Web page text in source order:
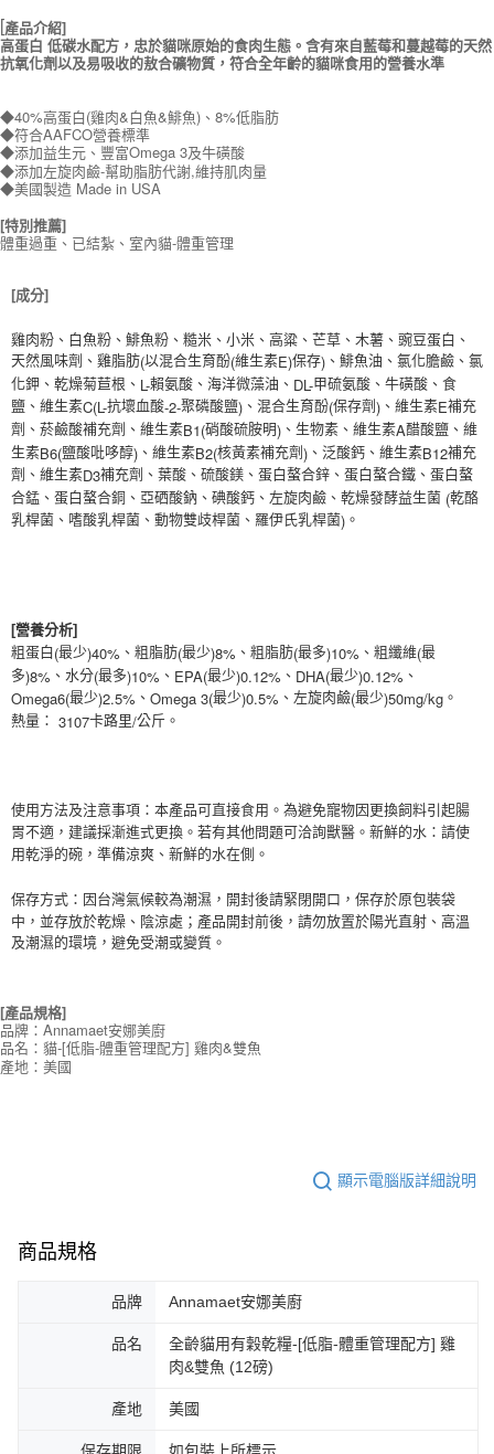
[產品介紹]
高蛋白 低碳水配方，忠於貓咪原始的食肉生態。含有來自藍莓和蔓越莓的天然
抗氧化劑以及易吸收的敖合礦物質，符合全年齡的貓咪食用的營養水準
◆40%高蛋白(雞肉&白魚&鯡魚)、8%低脂肪
◆符合AAFCO營養標準
◆添加益生元、豐富Omega 3及牛磺酸
◆添加左旋肉鹼-幫助脂肪代謝,維持肌肉量
◆美國製造 Made in USA
[特別推薦]
體重過重、已結紮、室內貓-體重管理
[成分]
雞肉粉、白魚粉、鯡魚粉、糙米、小米、高粱、芒草、木薯、豌豆蛋白、
天然風味劑、雞脂肪(以混合生育酚(維生素E)保存) 、鯡魚油、氯化膽鹼、氯
化鉀、乾燥菊苣根、 L-賴氨酸、海洋微藻油、 DL-甲硫氨酸、牛磺酸、食
鹽、維生素C(L-抗壞血酸-2-聚磷酸鹽) 、混合生育酚(保存劑 ) 、維生素E補充
劑、菸鹼酸補充劑、維生素B1(硝酸硫胺明) 、生物素、維生素A醋酸鹽、維
生素B6(鹽酸吡哆醇) 、維生素B2(核黃素補充劑) 、泛酸鈣、維生素B12補充
劑、維生素D3補充劑、葉酸、硫酸鎂、蛋白螯合鋅、蛋白螯合鐵、蛋白螯
合錳、蛋白螯合銅、亞硒酸鈉、碘酸鈣、左旋肉鹼、乾燥發酵益生菌 (乾酪
乳桿菌、嗜酸乳桿菌、動物雙歧桿菌、羅伊氏乳桿菌) 。
[營養分析]
粗蛋白(最少)40% 、粗脂肪(最少)8% 、粗脂肪(最多)10% 、粗纖維(最
多)8% 、水分(最多)10% 、 EPA(最少)0.12% 、 DHA(最少)0.12% 、
Omega6(最少)2.5% 、 Omega 3(最少)0.5% 、左旋肉鹼(最少)50mg/kg 。
熱量： 3107卡路里/公斤。
使用方法及注意事項：本產品可直接食用。為避免寵物因更換飼料引起腸
胃不適，建議採漸進式更換。若有其他問題可洽詢獸醫。新鮮的水：請使
用乾淨的碗，準備涼爽、新鮮的水在側。
保存方式：因台灣氣候較為潮濕，開封後請緊閉開口，保存於原包裝袋
中，並存放於乾燥、陰涼處；產品開封前後，請勿放置於陽光直射、高溫
及潮濕的環境，避免受潮或變質。
[產品規格]
品牌：Annamaet安娜美廚
品名：貓-[低脂-體重管理配方] 雞肉&雙魚
產地：美國
顯示電腦版詳細說明
商品規格
品牌 Annamaet安娜美廚
品名
全齡貓用有穀乾糧-[低脂-體重管理配方] 雞
肉&雙魚 (12磅)
產地 美國